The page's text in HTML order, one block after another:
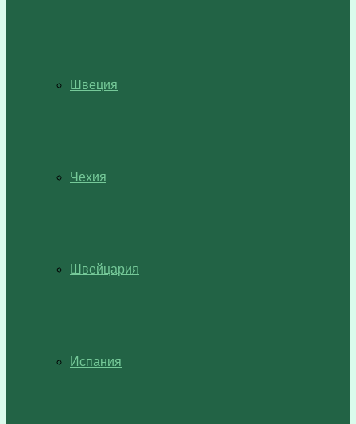
Швеция
Чехия
Швейцария
Испания